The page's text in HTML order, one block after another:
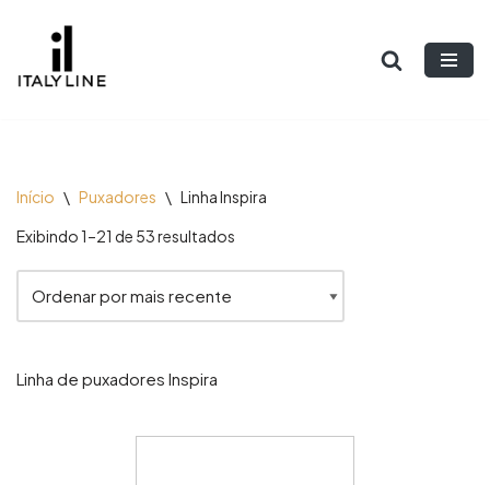
para
Início \ Puxadores \ Linha Inspira
Exibindo 1–21 de 53 resultados
Linha de puxadores Inspira